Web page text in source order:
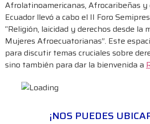
Afrolatinoamericanas, Afrocaribeñas y
Ecuador llevó a cabo el II Foro
“Religión, laicidad y derechos desde la
Mujeres Afroecuatorianas”. Este
para discutir temas cruciales sobre
sino también para dar la bienvenida a
¡NOS PUEDES